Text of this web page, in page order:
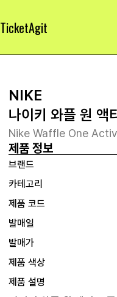
TicketAgit
NIKE
나이키 와플 원 액
Nike Waffle One
제품 정보
브랜드
카테고리
제품 코드
발매일
발매가
제품 색상
제품 설명